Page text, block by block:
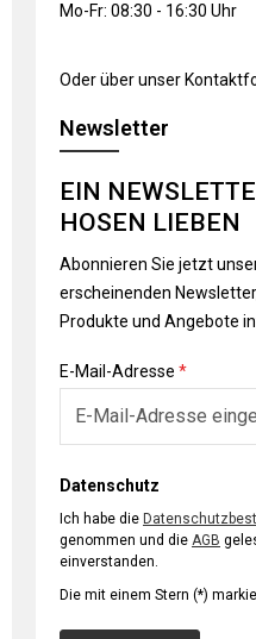
Mo-Fr: 08:30 - 16:30 Uhr
Oder über unser
Newsletter
EIN
HOSEN LIEBEN
Abonnieren Sie jetzt
erscheinenden
Produkte und Angebote
E-Mail-Adresse *
Datenschutz
Ich habe die
genommen und die AGB
einverstanden.
Die mit einem Stern (*)